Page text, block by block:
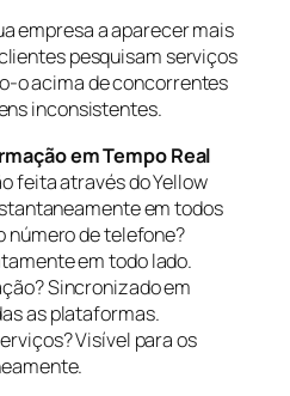
empresa a aparecer mais
pesquisam serviços
o acima de concorrentes
inconsistentes.
em Tempo Real
feita através do Yellow
em todos
número de telefone?
em todo lado.
Sincronizado em
as plataformas.
Visível para os